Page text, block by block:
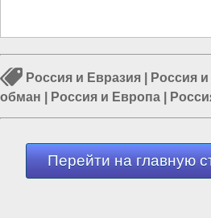
Россия и Евразия Россия
обман
Россия и Европа
Церковная братва|Политика в
Перейти на главную